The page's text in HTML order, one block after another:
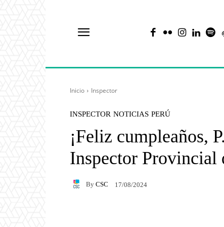
Inicio Inspector
INSPECTOR NOTICIAS PERÚ
¡Feliz cumpleaños,
Inspector Provincial
By CSC 17/08/2024